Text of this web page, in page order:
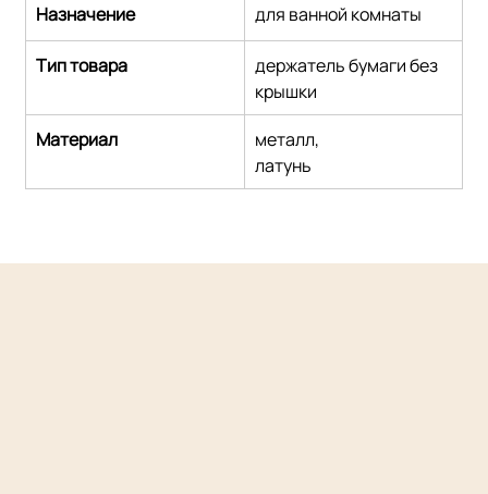
Назначение для ванной комнаты
Тип товара
держатель бумаги без
крышки
Материал
металл,
латунь